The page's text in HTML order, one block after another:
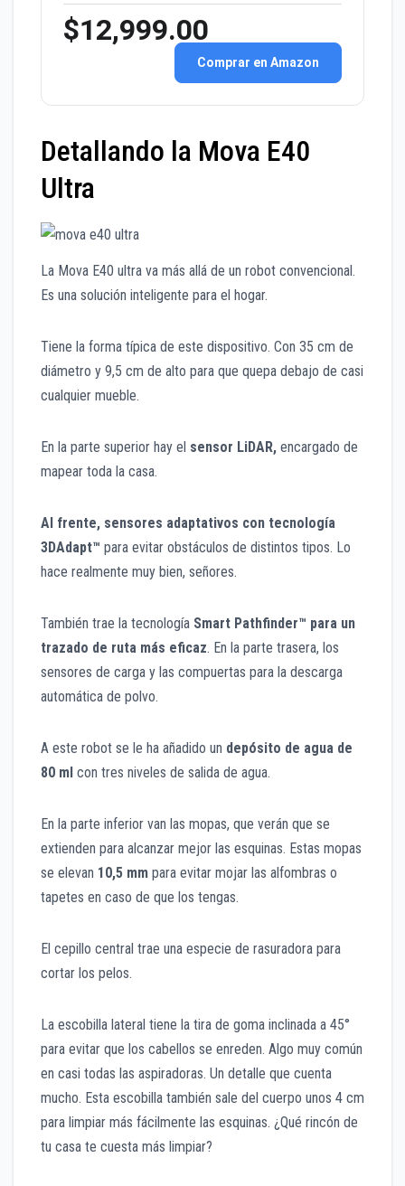
$12,999.00
Comprar en Amazon
Detallando la Mova E40
Ultra
La Mova E40 ultra va más allá de un robot convencional.
Es una solución inteligente para el hogar.
Tiene la forma típica de este dispositivo. Con 35 cm de
diámetro y 9,5 cm de alto para que quepa debajo de casi
cualquier mueble.
En la parte superior hay el sensor LiDAR, encargado de
mapear toda la casa.
Al frente, sensores adaptativos con tecnología
3DAdapt™ para evitar obstáculos de distintos tipos. Lo
hace realmente muy bien, señores.
También trae la tecnología Smart Pathfinder™ para un
trazado de ruta más eficaz. En la parte trasera, los
sensores de carga y las compuertas para la descarga
automática de polvo.
A este robot se le ha añadido un depósito de agua de
80 ml con tres niveles de salida de agua.
En la parte inferior van las mopas, que verán que se
extienden para alcanzar mejor las esquinas. Estas mopas
se elevan 10,5 mm para evitar mojar las alfombras o
tapetes en caso de que los tengas.
El cepillo central trae una especie de rasuradora para
cortar los pelos.
La escobilla lateral tiene la tira de goma inclinada a 45°
para evitar que los cabellos se enreden. Algo muy común
en casi todas las aspiradoras. Un detalle que cuenta
mucho. Esta escobilla también sale del cuerpo unos 4 cm
para limpiar más fácilmente las esquinas. ¿Qué rincón de
tu casa te cuesta más limpiar?